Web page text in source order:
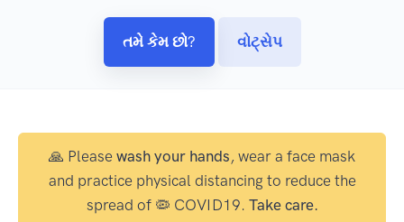
તમે કેમ છો? વોટ્સેપ
🙏 Please wash your hands, wear a face mask
and practice physical distancing to reduce the
spread of 🦠 COVID19. Take care.